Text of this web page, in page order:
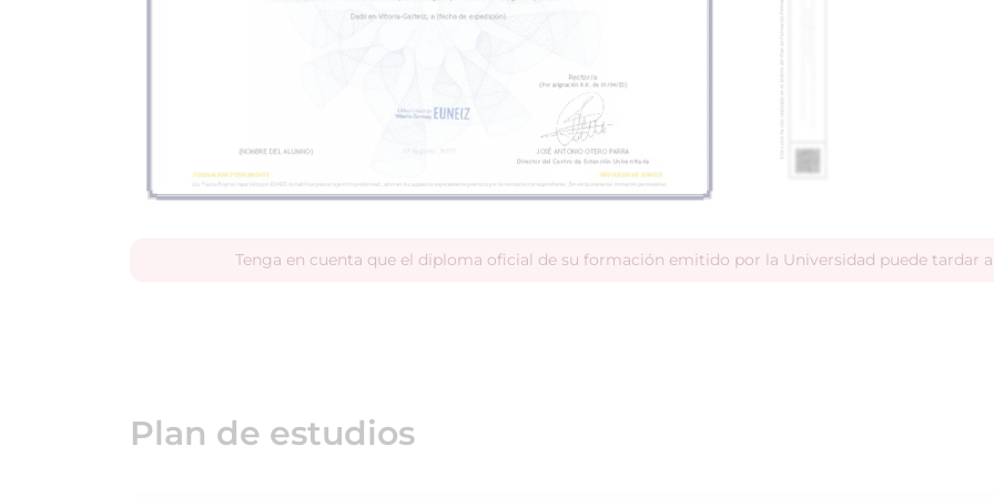
Tenga en cuenta que el diploma oficial de su formación emitido por la Universidad puede tardar
Plan de estudios